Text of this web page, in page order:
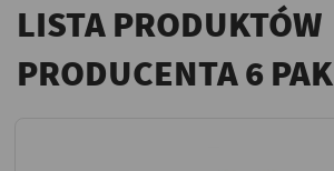
LISTA PRODUKTÓW
PRODUCENTA 6 PAK